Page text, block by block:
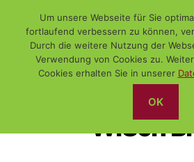
WiSch
WiSch
Um unsere Webseite für Sie
fortlaufend verbessern zu können,
Durch die weitere Nutzung der
Verwendung von Cookies zu.
Cookies erhalten Sie in unserer
OK